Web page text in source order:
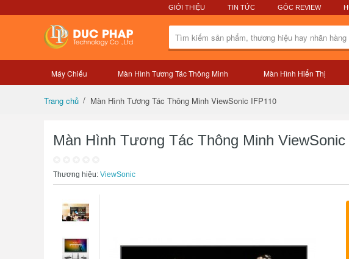
GIỚI THIỆU TIN TỨC GÓC REVIEW
Tổng quan sản phẩm
Máy Chiếu Màn Hình Tương Tác Thông Minh Màn Hình Hiển Thị
Trang chủ Màn Hình Tương Tác Thông Minh ViewSonic IFP110
Màn Hình Tương Tác Thông Minh ViewSonic
Thương hiệu: ViewSonic